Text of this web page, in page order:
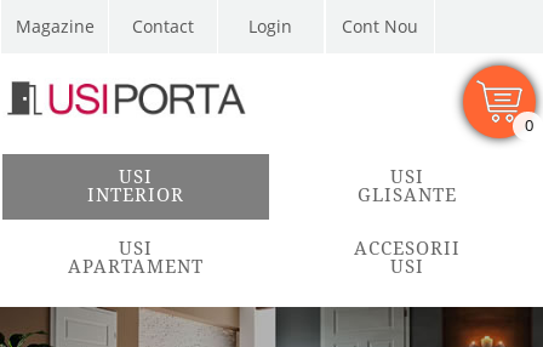
Magazine Contact Cont Nou
0
USI
INTERIOR
USI
GLISANTE
USI
APARTAMENT
ACCESORII
USI